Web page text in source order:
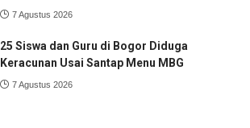
7 Agustus 2026
25 Siswa dan Guru di Bogor Diduga
Keracunan Usai Santap Menu MBG
7 Agustus 2026